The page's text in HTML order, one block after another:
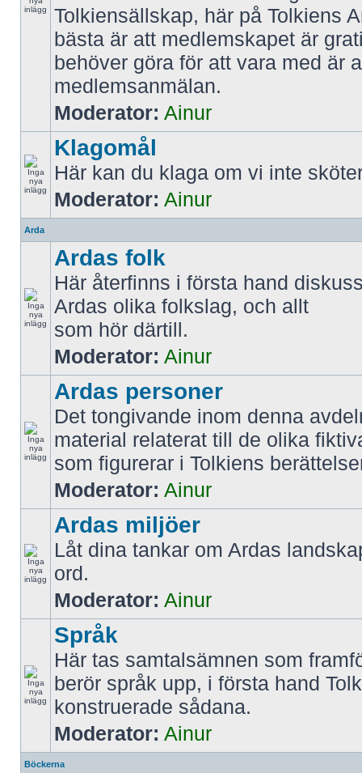
Tolkiensällskap, här på Tolkiens
bästa är att medlemskapet är
behöver göra för att vara med är
medlemsanmälan.
Moderator: Ainur
Klagomål
Här kan du klaga om vi inte
Moderator: Ainur
Arda
Ardas folk
Här återfinns i första hand
Ardas olika folkslag, och allt
som hör därtill.
Moderator: Ainur
Ardas personer
Det tongivande inom denna
material relaterat till de olika
som figurerar i Tolkiens
Moderator: Ainur
Ardas miljöer
Låt dina tankar om Ardas
ord.
Moderator: Ainur
Språk
Här tas samtalsämnen som
berör språk upp, i första hand
konstruerade sådana.
Moderator: Ainur
Böckerna